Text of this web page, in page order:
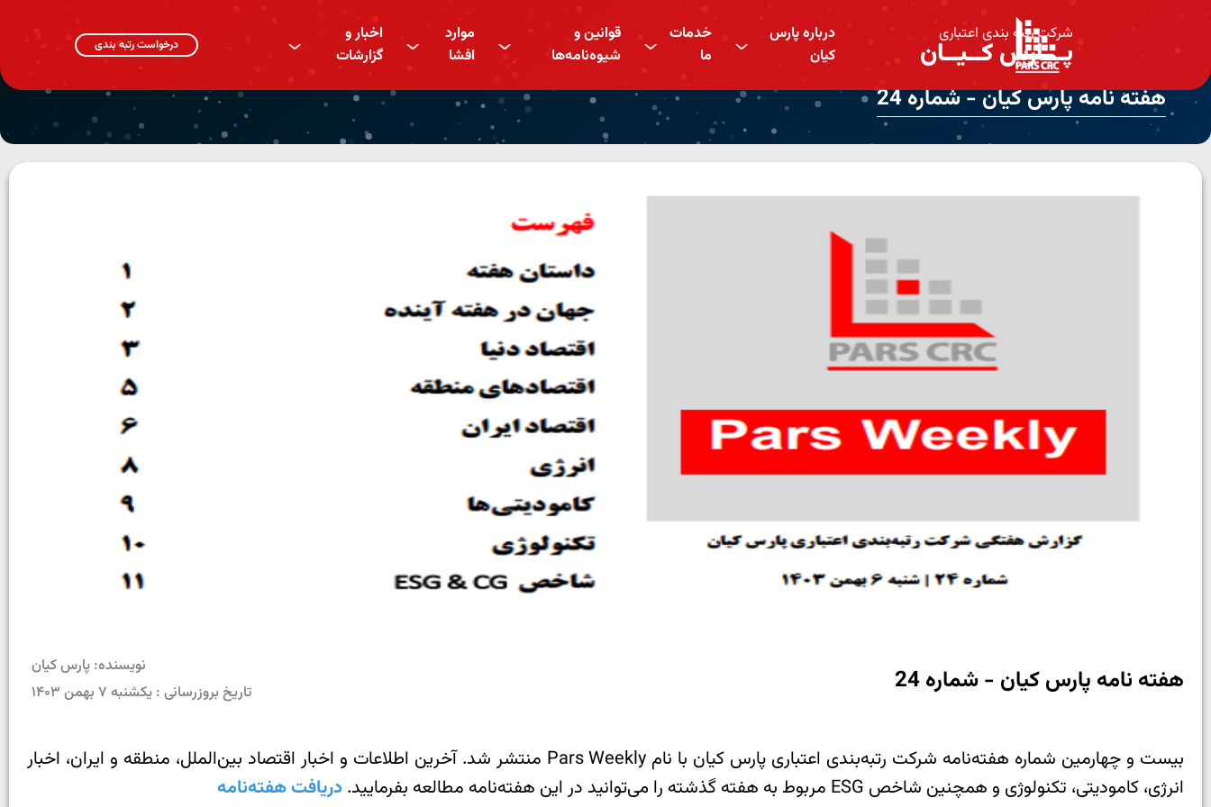
شرکت رتبه بندی اعتباری
پـــارس کــیــان
درباره پارس
کیان
^
خدمات
ما
^
قوانین و
شیوه‌نامه‌ها
^
موارد
افشا
^
اخبار و
گزارشات
^ درخواست رتبه بندی
هفته نامه پارس کیان - شماره 24
هفته نامه پارس کیان - شماره 24
نویسنده: پارس کیان
تاریخ بروزرسانی : یکشنبه ۷ بهمن ۱۴۰۳
بیست و چهارمین شماره هفته‌نامه شرکت رتبه‌بندی اعتباری پارس کیان با نام Pars Weekly منتشر شد. آخرین اطلاعات و اخبار اقتصاد بین‌الملل، منطقه و ایران، اخبار
انرژی، کامودیتی، تکنولوژی و همچنین شاخص ESG مربوط به هفته گذشته را می‌توانید در این هفته‌نامه مطالعه بفرمایید.
دریافت هفته‌نامه